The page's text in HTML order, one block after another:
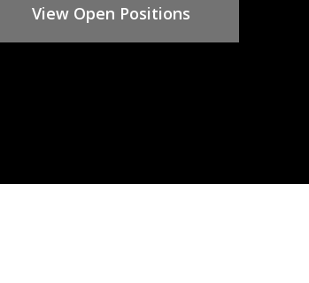
View Open Positions